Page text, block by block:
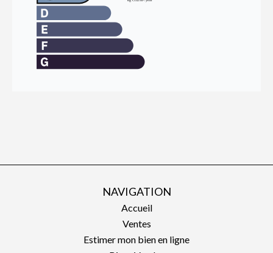
NAVIGATION
Accueil
Ventes
Estimer mon bien en ligne